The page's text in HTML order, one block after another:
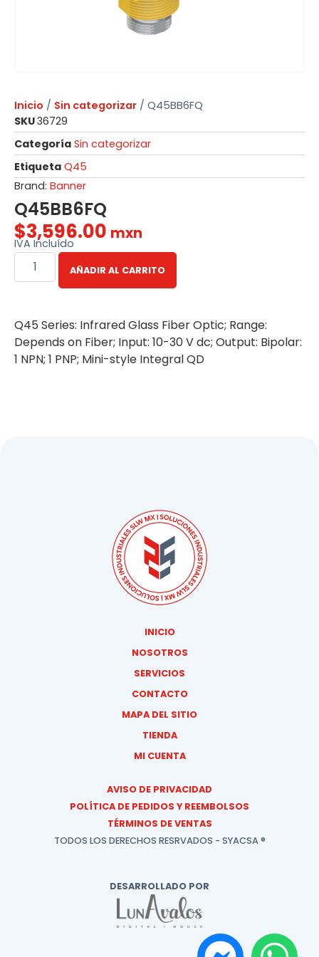
Inicio / Sin categorizar / Q45BB6FQ
SKU36729
Categoría Sin categorizar
Etiqueta Q45
Brand: Banner
Q45BB6FQ
$3,596.00 mxn
IVA Incluído
AÑADIR AL CARRITO
Q45 Series: Infrared Glass Fiber Optic; Range:
Depends on Fiber; Input: 10-30 V dc; Output: Bipolar:
1 NPN; 1 PNP; Mini-style Integral QD
INICIO
NOSOTROS
SERVICIOS
CONTACTO
MAPA DEL SITIO
TIENDA
MI CUENTA
AVISO DE PRIVACIDAD
POLÍTICA DE PEDIDOS Y REEMBOLSOS
TÉRMINOS DE VENTAS
TODOS LOS DERECHOS RESRVADOS - SYACSA ®
DESARROLLADO POR